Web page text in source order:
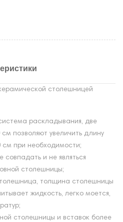
столешницей
раскладывания, две
позволяют увеличить длину
при необходимости;
совпадать и не являться
столешницы;
толщина столешницы
жидкость, легко моется,
столешницы и вставок более